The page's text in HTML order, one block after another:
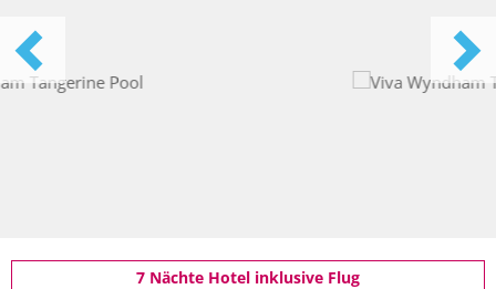
7 Nächte Hotel inklusive Flug